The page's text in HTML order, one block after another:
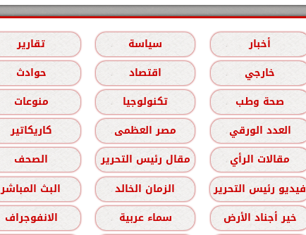
أخبار سياسة
تقارير
خارجي اقتصاد
حوادث
صحة وطب تكنولوجيا
منوعات
العدد الورقي مصر العظمى
كاريكاتير
مقالات الرأي مقال رئيس التحرير
الصحف
فيديو رئيس التحرير الزمان الخالد
البث المباشر
خير أجناد الأرض سماء عربية الانفوجراف